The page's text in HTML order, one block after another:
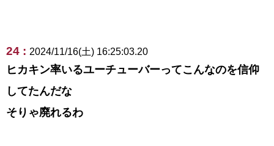
24 : 2024/11/16(土) 16:25:03.20
ヒカキン率いるユーチューバーってこんなのを信仰
してたんだな
そりゃ廃れるわ